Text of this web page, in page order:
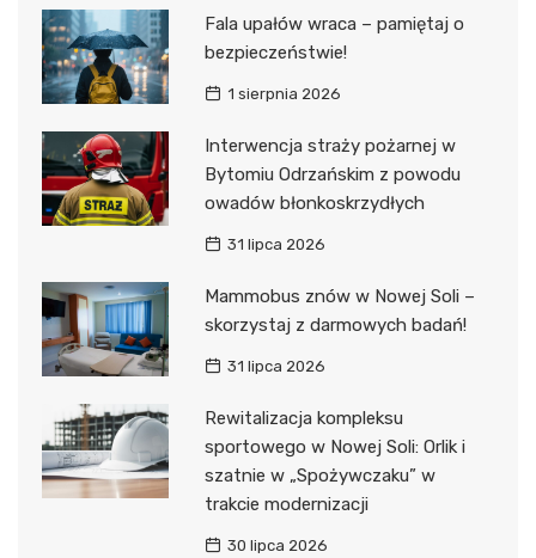
Fala upałów wraca – pamiętaj o
bezpieczeństwie!
1 sierpnia 2026
Interwencja straży pożarnej w
Bytomiu Odrzańskim z powodu
owadów błonkoskrzydłych
31 lipca 2026
Mammobus znów w Nowej Soli –
skorzystaj z darmowych badań!
31 lipca 2026
Rewitalizacja kompleksu
sportowego w Nowej Soli: Orlik i
szatnie w „Spożywczaku” w
trakcie modernizacji
30 lipca 2026